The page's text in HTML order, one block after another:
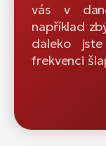
vás v
například
daleko
frekvenci